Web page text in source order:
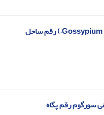
سورگوم رقم پگاه